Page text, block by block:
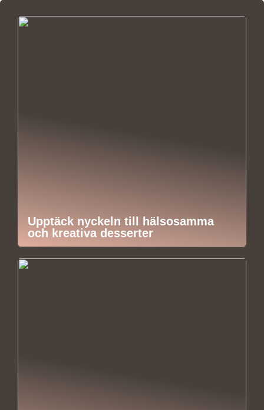
Upptäck nyckeln till hälsosamma
och kreativa desserter